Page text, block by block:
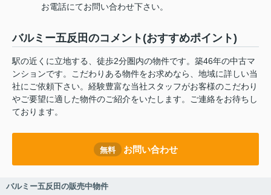
お電話にてお問い合わせ下さい。
バルミー五反田のコメント(おすすめポイント)
駅の近くに立地する、徒歩2分圏内の物件です。築46年の中古マ
ンションです。こだわりある物件をお求めなら、地域に詳しい当
社にご依頼下さい。経験豊富な当社スタッフがお客様のこだわり
やご要望に適した物件のご紹介をいたします。ご連絡をお待ちし
ております。
無料 お問い合わせ
バルミー五反田の販売中物件